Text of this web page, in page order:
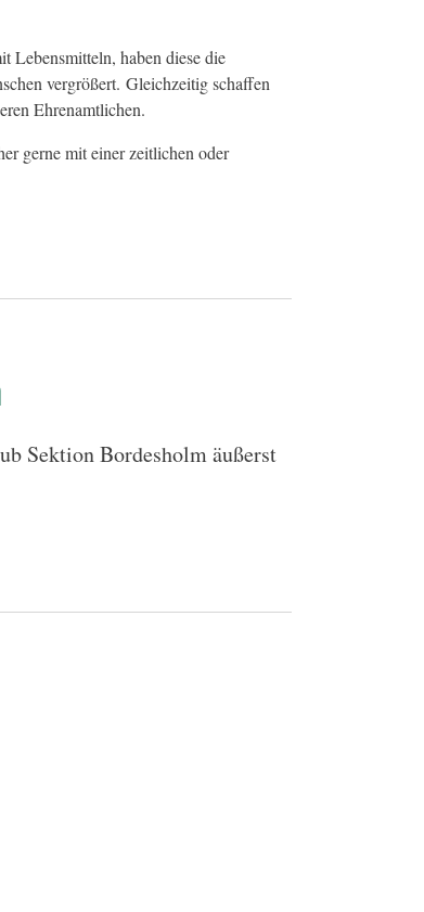
Lebensmitteln, haben diese die
vergrößert. Gleichzeitig schaffen
Ehrenamtlichen.
gerne mit einer zeitlichen oder
Sektion Bordesholm äußerst